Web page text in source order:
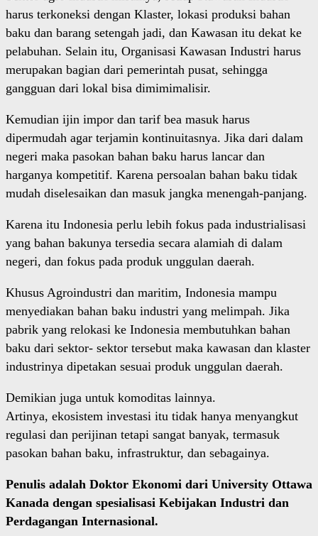
harus terkoneksi dengan Klaster, lokasi produksi bahan
baku dan barang setengah jadi, dan Kawasan itu dekat ke
pelabuhan. Selain itu, Organisasi Kawasan Industri harus
merupakan bagian dari pemerintah pusat, sehingga
gangguan dari lokal bisa dimimimalisir.
Kemudian ijin impor dan tarif bea masuk harus
dipermudah agar terjamin kontinuitasnya. Jika dari dalam
negeri maka pasokan bahan baku harus lancar dan
harganya kompetitif. Karena persoalan bahan baku tidak
mudah diselesaikan dan masuk jangka menengah-panjang.
Karena itu Indonesia perlu lebih fokus pada industrialisasi
yang bahan bakunya tersedia secara alamiah di dalam
negeri, dan fokus pada produk unggulan daerah.
Khusus Agroindustri dan maritim, Indonesia mampu
menyediakan bahan baku industri yang melimpah. Jika
pabrik yang relokasi ke Indonesia membutuhkan bahan
baku dari sektor- sektor tersebut maka kawasan dan klaster
industrinya dipetakan sesuai produk unggulan daerah.
Demikian juga untuk komoditas lainnya.
Artinya, ekosistem investasi itu tidak hanya menyangkut
regulasi dan perijinan tetapi sangat banyak, termasuk
pasokan bahan baku, infrastruktur, dan sebagainya.
Penulis adalah Doktor Ekonomi dari University Ottawa
Kanada dengan spesialisasi Kebijakan Industri dan
Perdagangan Internasional.